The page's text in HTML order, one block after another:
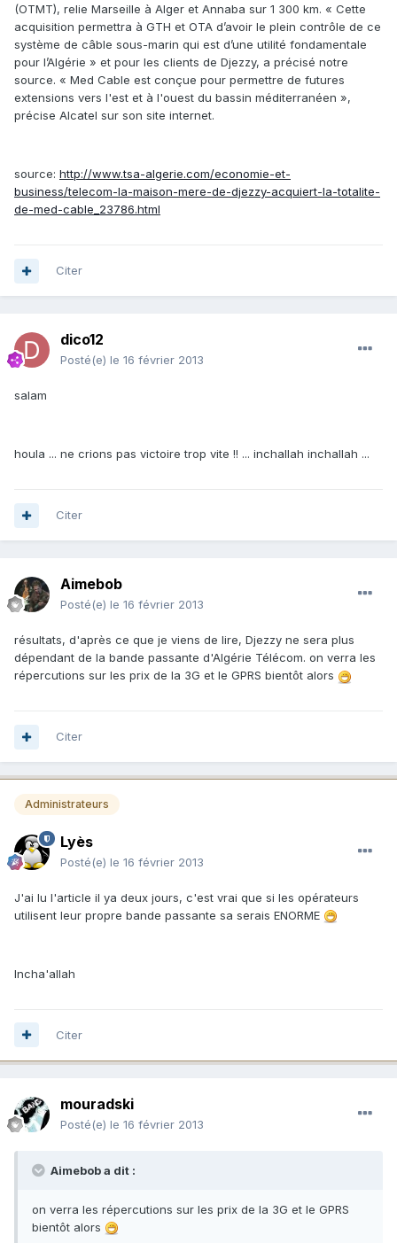
(OTMT), relie Marseille à Alger et Annaba sur 1 300 km. « Cette
acquisition permettra à GTH et OTA d’avoir le plein contrôle de ce
système de câble sous-marin qui est d’une utilité fondamentale
pour l’Algérie » et pour les clients de Djezzy, a précisé notre
source. « Med Cable est conçue pour permettre de futures
extensions vers l'est et à l'ouest du bassin méditerranéen »,
précise Alcatel sur son site internet.
source: http://www.tsa-algerie.com/economie-et-
business/telecom-la-maison-mere-de-djezzy-acquiert-la-totalite-
de-med-cable_23786.html
Citer
dico12
Posté(e) le 16 février 2013
salam
houla ... ne crions pas victoire trop vite !! ... inchallah inchallah ...
Citer
Aimebob
Posté(e) le 16 février 2013
résultats, d'après ce que je viens de lire, Djezzy ne sera plus
dépendant de la bande passante d'Algérie Télécom. on verra les
répercutions sur les prix de la 3G et le GPRS bientôt alors
Citer
Administrateurs
Lyès
Posté(e) le 16 février 2013
J'ai lu l'article il ya deux jours, c'est vrai que si les opérateurs
utilisent leur propre bande passante sa serais ENORME
Incha'allah
Citer
mouradski
Posté(e) le 16 février 2013
Aimebob a dit :
on verra les répercutions sur les prix de la 3G et le GPRS
bientôt alors